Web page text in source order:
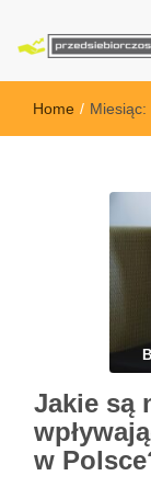
Home / Miesiąc:
Jakie są
w